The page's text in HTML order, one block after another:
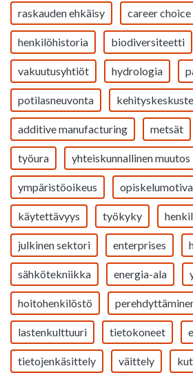
raskauden ehkäisy career choice
henkilöhistoria biodiversiteetti
vakuutusyhtiöt hydrologia
potilasneuvonta
additive manufacturing metsät
työura yhteiskunnallinen muutos
ympäristöoikeus
käytettävyys työkyky
julkinen sektori enterprises
sähkötekniikka energia-ala
hoitohenkilöstö
lastenkulttuuri tietokoneet
tietojenkäsittely väittely